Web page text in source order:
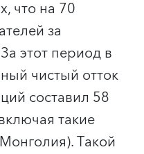
что на 70
за
этот период в
чистый отток
составил 58
такие
Такой